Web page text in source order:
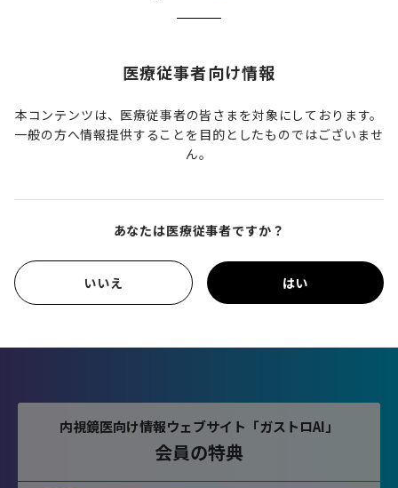
Join
Membership
会員登録が必要です。
会員登録（無料）
内視鏡医向け情報ウェブサイト「ガストロAI」
会員の特典
医療従事者向け情報
本コンテンツは、医療従事者の皆さまを対象にしております。
一般の方へ情報提供することを目的としたものではございませ
ん。
あなたは医療従事者ですか？
いいえ はい